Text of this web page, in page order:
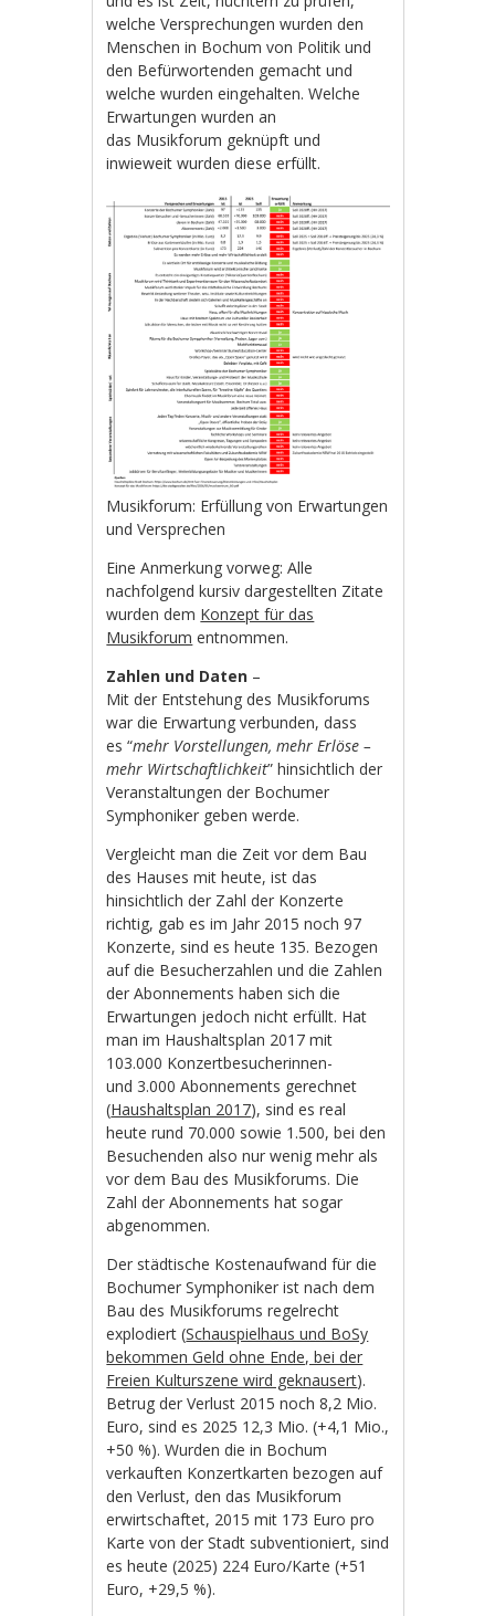
welche Versprechungen wurden den
Menschen in Bochum von Politik und
den Befürwortenden gemacht und
welche wurden eingehalten. Welche
Erwartungen wurden an
das Musikforum geknüpft und
inwieweit wurden diese erfüllt.
Musikforum: Erfüllung von Erwartungen
und Versprechen
Eine Anmerkung vorweg: Alle
nachfolgend kursiv dargestellten Zitate
wurden dem Konzept für das
Musikforum entnommen.
Zahlen und Daten –
Mit der Entstehung des Musikforums
war die Erwartung verbunden, dass
es “mehr Vorstellungen, mehr Erlöse –
mehr Wirtschaftlichkeit” hinsichtlich der
Veranstaltungen der Bochumer
Symphoniker geben werde.
Vergleicht man die Zeit vor dem Bau
des Hauses mit heute, ist das
hinsichtlich der Zahl der Konzerte
richtig, gab es im Jahr 2015 noch 97
Konzerte, sind es heute 135. Bezogen
auf die Besucherzahlen und die Zahlen
der Abonnements haben sich die
Erwartungen jedoch nicht erfüllt. Hat
man im Haushaltsplan 2017 mit
103.000 Konzertbesucherinnen-
und 3.000 Abonnements gerechnet
(Haushaltsplan 2017), sind es real
heute rund 70.000 sowie 1.500, bei den
Besuchenden also nur wenig mehr als
vor dem Bau des Musikforums. Die
Zahl der Abonnements hat sogar
abgenommen.
Der städtische Kostenaufwand für die
Bochumer Symphoniker ist nach dem
Bau des Musikforums regelrecht
explodiert (Schauspielhaus und BoSy
bekommen Geld ohne Ende, bei der
Freien Kulturszene wird geknausert).
Betrug der Verlust 2015 noch 8,2 Mio.
Euro, sind es 2025 12,3 Mio. (+4,1 Mio.,
+50 %). Wurden die in Bochum
verkauften Konzertkarten bezogen auf
den Verlust, den das Musikforum
erwirtschaftet, 2015 mit 173 Euro pro
Karte von der Stadt subventioniert, sind
es heute (2025) 224 Euro/Karte (+51
Euro, +29,5 %).